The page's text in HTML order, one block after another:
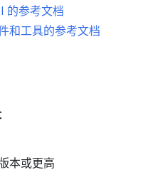
的参考文档
和工具的参考文档
本或更高